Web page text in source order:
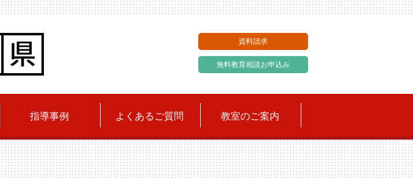
資料請求
無料教育相談お申込み
指導事例 よくあるご質問 教室のご案内